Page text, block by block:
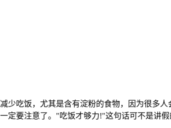
吃饭，尤其是含有淀粉的食物，因为很多
定要注意了。"吃饭才够力!"这句话可不是讲